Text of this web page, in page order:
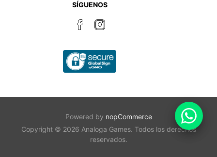
SÍGUENOS
Powered by nopCommerce
Copyright © 2026 Analoga Games. Todos los derechos
reservados.